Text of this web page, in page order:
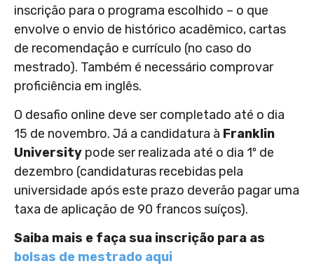
inscrição para o programa escolhido – o que
envolve o envio de histórico acadêmico, cartas
de recomendação e currículo (no caso do
mestrado). Também é necessário comprovar
proficiência em inglês.
O desafio online deve ser completado até o dia
15 de novembro. Já a candidatura à Franklin
University pode ser realizada até o dia 1º de
dezembro (candidaturas recebidas pela
universidade após este prazo deverão pagar uma
taxa de aplicação de 90 francos suíços).
Saiba mais e faça sua inscrição para as
bolsas de mestrado aqui